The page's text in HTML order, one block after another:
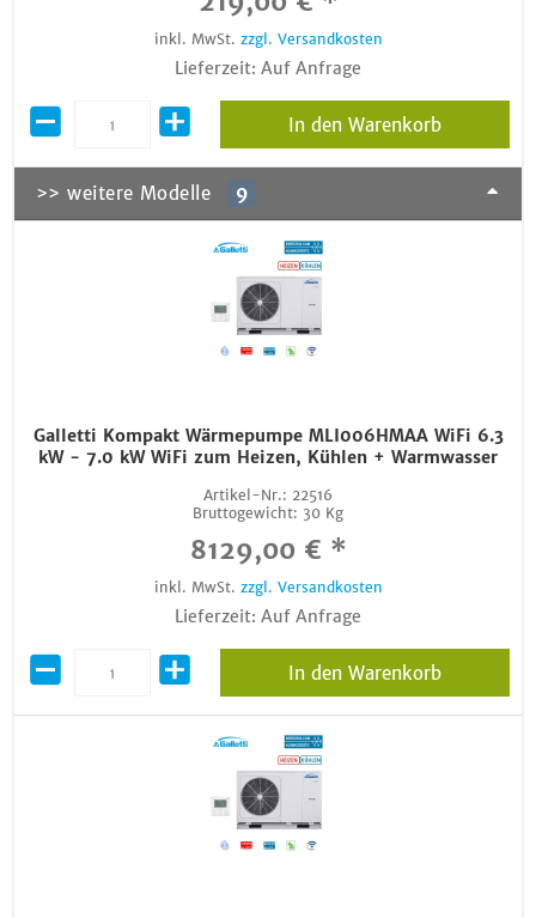
inkl. MwSt. zzgl. Versandkosten
Lieferzeit: Auf Anfrage
In den Warenkorb
>> weitere Modelle 9
Galletti Kompakt Wärmepumpe MLI006HMAA WiFi 6.3
kW - 7.0 kW WiFi zum Heizen, Kühlen + Warmwasser
Artikel-Nr.: 22516
Bruttogewicht: 30 Kg
8129,00 € *
inkl. MwSt. zzgl. Versandkosten
Lieferzeit: Auf Anfrage
In den Warenkorb